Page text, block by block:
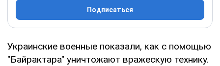
Подписаться
Украинские военные показали, как с помощью
"Байрактара" уничтожают вражескую технику.